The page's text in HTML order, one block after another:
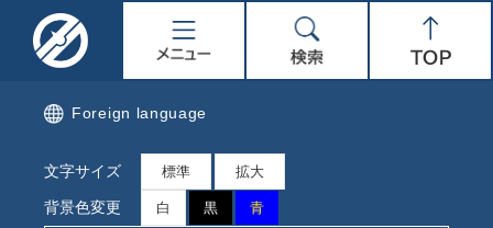
ニ
ュ
ー
索
Foreign language
文字サイズ 標準 拡大
背景色変更 白 黒 青